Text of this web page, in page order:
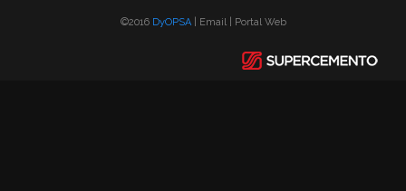
©2016 DyOPSA| Email| Portal Web